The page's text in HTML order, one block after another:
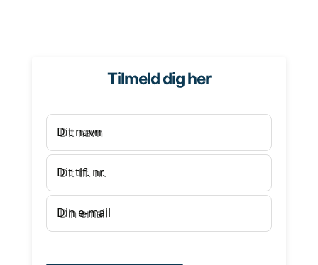
Tilmeld dig her
Dit navn
Dit tlf. nr.
Din e-mail